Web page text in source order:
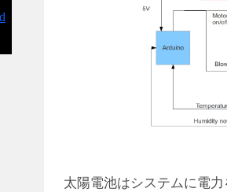
太陽電池はシステムに電